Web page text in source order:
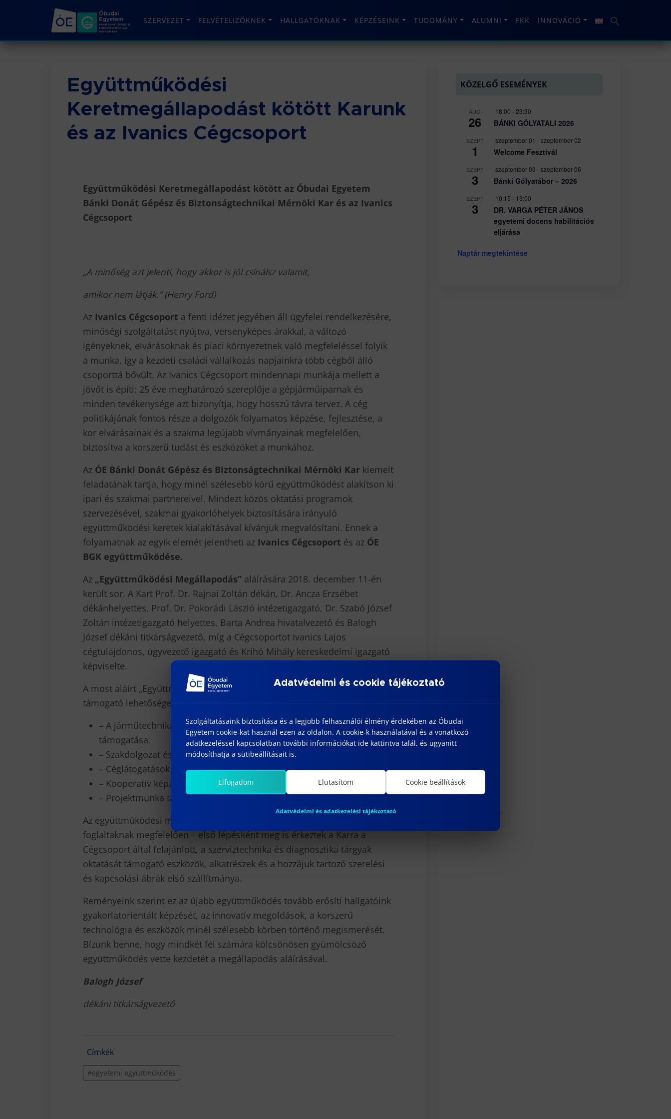
SZERVEZET FELVÉTELIZŐKNEK HALLGATÓKNAK KÉPZÉSEINK TUDOMÁNY ALUMNI FKK INNOVÁCIÓ
Együttműködési
Keretmegállapodást kötött Karunk
és az Ivanics Cégcsoport
Együttműködési Keretmegállapodást kötött az Óbudai Egyetem
Bánki Donát Gépész és Biztonságtechnikai Mérnöki Kar és az Ivanics
Cégcsoport
„A minőség azt jelenti, hogy akkor is jól csinálsz valamit,
amikor nem látják.”(Henry Ford)
Az Ivanics Cégcsoport a fenti idézet jegyében áll ügyfelei rendelkezésére,
minőségi szolgáltatást nyújtva, versenyképes árakkal, a változó
igényeknek, elvárásoknak és piaci környezetnek való megfeleléssel folyik
a munka, így a kezdeti családi vállalkozás napjainkra több cégből álló
csoporttá bővült. Az Ivanics Cégcsoport mindennapi munkája mellett a
jövőt is építi: 25 éve meghatározó szereplője a gépjárműiparnak és
minden tevékenysége azt bizonyítja, hogy hosszú távra tervez. A cég
politikájának fontos része a dolgozók folyamatos képzése, fejlesztése, a
kor elvárásainak és a szakma legújabb vívmányainak megfelelően,
biztosítva a korszerű tudást és eszközöket a munkához.
Az ÓE Bánki Donát Gépész és Biztonságtechnikai Mérnöki Kar kiemelt
feladatának tartja, hogy minél szélesebb körű együttműködést alakítson ki
ipari és szakmai partnereivel. Mindezt közös oktatási programok
szervezésével, szakmai gyakorlóhelyek biztosítására irányuló
együttműködési keretek kialakításával kívánjuk megvalósítani. Ennek a
folyamatnak az egyik elemét jelentheti az Ivanics Cégcsoport és az ÓE
BGK együttműködése.
Az „Együttműködési Megállapodás” aláírására 2018. december 11-én
került sor. A Kart Prof. Dr. Rajnai Zoltán dékán, Dr. Ancza Erzsébet
dékánhelyettes, Prof. Dr. Pokorádi László intézetigazgató, Dr. Szabó József
Zoltán intézetigazgató helyettes, Barta Andrea hivatalvezető és Balogh
József dékáni titkárságvezető, míg a Cégcsoportot Ivanics Lajos
cégtulajdonos, ügyvezető igazgató és Krihó Mihály kereskedelmi igazgató
képviselte.
A most aláírt „Együttműködési Megállapodás” számos, az oktatást
támogató lehetőséget rejt magában, többek között:
– A járműtechnika, szerviztechnika képzés oktatási hátterének
támogatása.
– Szakdolgozat és TDK téma kiírása, témavezetés.
– Céglátogatások szervezése, hallgatók fogadása szakmai gyakorlatra.
– Kooperatív képzés gyakorlati képzésében történő közreműködés.
– Projektmunka tárgyban való közreműködés.
Az együttműködési megállapodás aláírásának másnapján – az abban
foglaltaknak megfelelően – első lépésként meg is érkeztek a Karra a
Cégcsoport által felajánlott, a szerviztechnika és diagnosztika tárgyak
oktatását támogató eszközök, alkatrészek és a hozzájuk tartozó szerelési
és kapcsolási ábrák első szállítmánya.
Reményeink szerint ez az újabb együttműködés tovább erősíti hallgatóink
gyakorlatorientált képzését, az innovatív megoldások, a korszerű
technológia és eszközök minél szélesebb körben történő megismerését.
Bízunk benne, hogy mindkét fél számára kölcsönösen gyümölcsöző
együttműködés vette kezdetét a megállapodás aláírásával.
Balogh József
dékáni titkárságvezető
Címkék
#egyetemi együttműködés
KÖZELGŐ ESEMÉNYEK
AUG
26
18:00 - 23:30
BÁNKI GÓLYATALI 2026
SZEPT
1
szeptember 01 -szeptember 02
Welcome Fesztivál
SZEPT
3
szeptember 03 -szeptember 06
Bánki Gólyatábor – 2026
SZEPT
3
10:15 - 13:00
DR. VARGA PÉTER JÁNOS
egyetemi docens habilitációs
eljárása
Naptár megtekintése
Adatvédelmi és cookie tájékoztató
Szolgáltatásaink biztosítása és a legjobb felhasználói élmény érdekében az Óbudai
Egyetem cookie-kat használ ezen az oldalon. A cookie-k használatával és a vonatkozó
adatkezeléssel kapcsolatban további információkat ide kattintva talál, és ugyanitt
módosíthatja a sütibeállításait is.
Elfogadom Elutasítom Cookie beállítások
Adatvédelmi és adatkezelési tájékoztató